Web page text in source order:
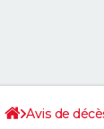
Avis de